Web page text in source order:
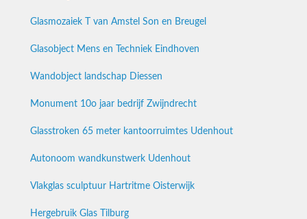
Glasmozaiek T van Amstel Son en Breugel
Glasobject Mens en Techniek Eindhoven
Wandobject landschap Diessen
Monument 10o jaar bedrijf Zwijndrecht
Glasstroken 65 meter kantoorruimtes Udenhout
Autonoom wandkunstwerk Udenhout
Vlakglas sculptuur Hartritme Oisterwijk
Hergebruik Glas Tilburg